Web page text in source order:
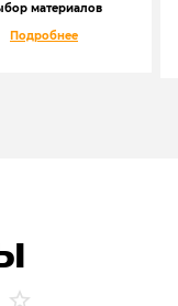
материалов
Подробнее